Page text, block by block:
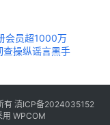
会员超1000万
操纵谣言黑手
有 滇ICP备2024035152
WPCOM